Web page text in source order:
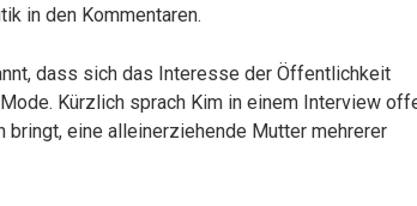
in den Kommentaren.
dass sich das Interesse der Öffentlichkeit
Kürzlich sprach Kim in einem Interview
eine alleinerziehende Mutter mehrerer